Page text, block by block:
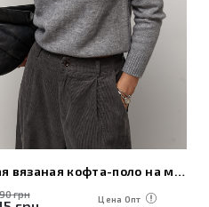
Женская вязаная кофта-поло на молнии
грн
Цена Опт